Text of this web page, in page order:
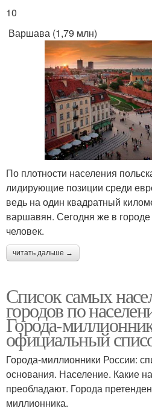
10
Варшава (1,79 млн)
По плотности населения
лидирующие позиции среди
ведь на один квадратный
варшавян. Сегодня же в
человек.
читать дальше →
Список самых
городов по
Города-
официальный
Города-миллионники России:
основания. Население. Какие
преобладают. Города
миллионника.